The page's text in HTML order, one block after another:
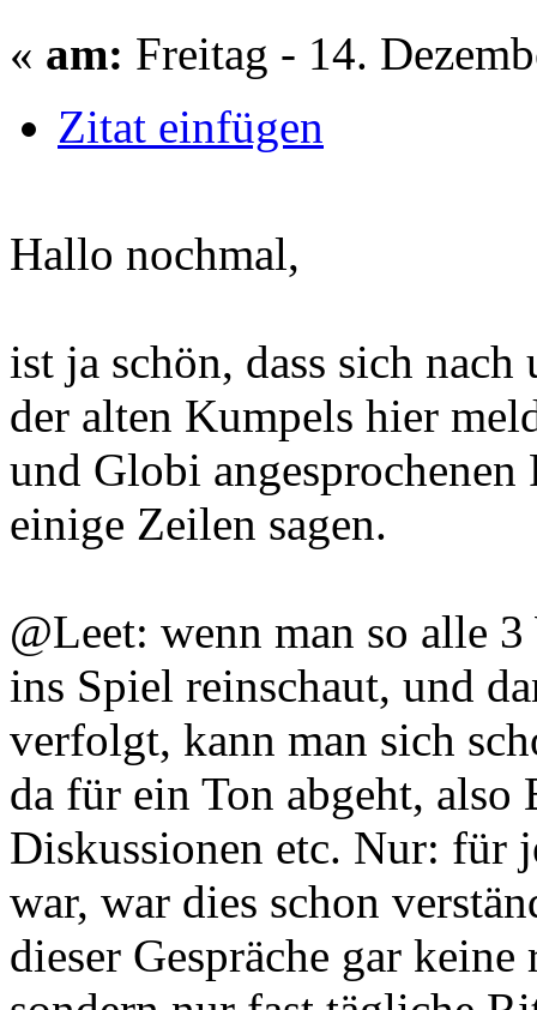
« am: Freitag - 14.
Zitat einfügen
Hallo nochmal,
ist ja schön, dass sich
der alten Kumpels hier
und Globi
einige Zeilen sagen.
@Leet: wenn man so alle
ins Spiel reinschaut, und
verfolgt, kann man sich
da für ein Ton abgeht, also
Diskussionen etc. Nur: für
war, war dies schon
dieser Gespräche gar